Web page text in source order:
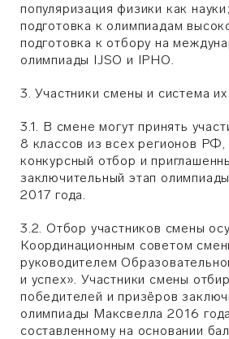
популяризация физики как науки;
подготовка к олимпиадам
подготовка к отбору на
олимпиады IJSO и IPHO.
3. Участники смены и система
3.1. В смене могут принять
8 классов из всех регионов
конкурсный отбор и
заключительный этап
2017 года.
3.2. Отбор участников смены
Координационным советом
руководителем
и успех». Участники смены
победителей и призёров
олимпиады Максвелла 2016
составленному на основании